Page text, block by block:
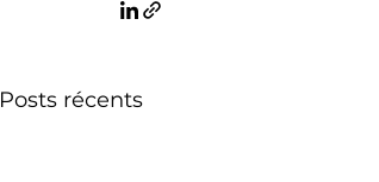
Posts récents